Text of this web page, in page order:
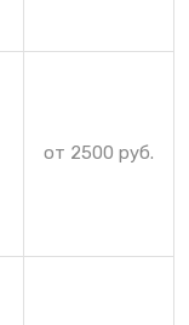
от 2500 руб.